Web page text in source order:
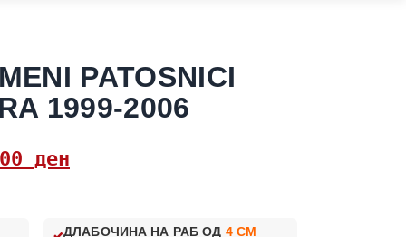
PATOSNICI
1999-2006
ден
ДЛАБОЧИНА НА РАБ ОД 4 CM